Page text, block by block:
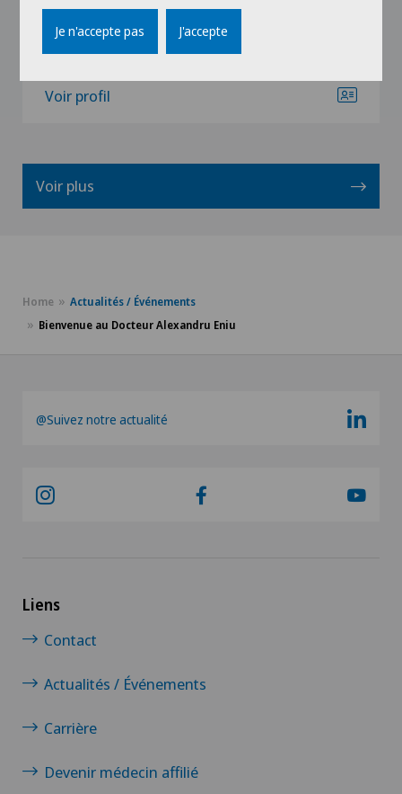
Voir profil
Voir plus
Home
Actualités / Événements
Bienvenue au Docteur Alexandru Eniu
@Suivez notre actualité
Liens
Contact
Actualités / Événements
Carrière
Devenir médecin affilié
Je n'accepte pas J'accepte